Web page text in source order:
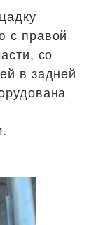
с правой
со
в задней